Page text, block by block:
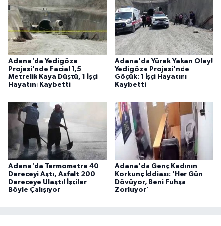
Adana'da Yedigöze
Projesi'nde Facia! 1,5
Metrelik Kaya Düştü, 1 İşçi
Hayatını Kaybetti
Adana'da Yürek Yakan Olay!
Yedigöze Projesi'nde
Göçük: 1 İşçi Hayatını
Kaybetti
Adana'da Termometre 40
Dereceyi Aştı, Asfalt 200
Dereceye Ulaştı! İşçiler
Böyle Çalışıyor
Adana'da Genç Kadının
Korkunç İddiası: 'Her Gün
Dövüyor, Beni Fuhşa
Zorluyor'